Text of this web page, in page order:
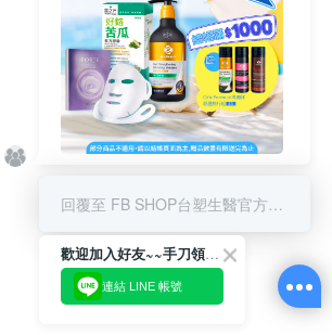
好禮
回覆至 FB SHOP台塑生醫官方商城
歡迎加入好友~~手刀領優惠!
連結 LINE 帳號